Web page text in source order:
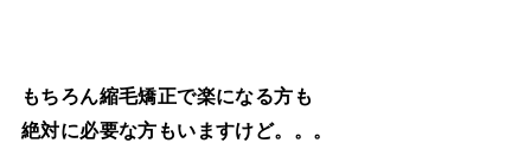
もちろん縮毛矯正で楽になる方も
絶対に必要な方もいますけど。。。